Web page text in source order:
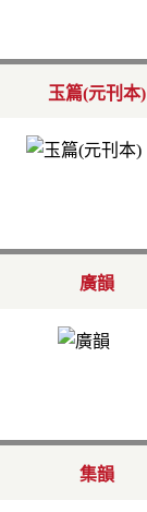
玉篇(元刊本)
廣韻
集韻